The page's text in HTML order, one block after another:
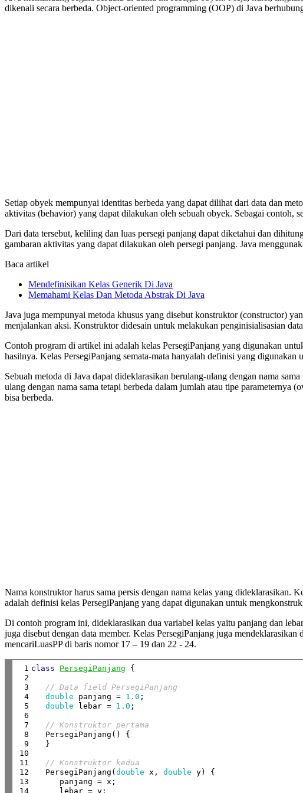
dikenali secara berbeda. Object-oriented programming (OOP) di Java
Setiap obyek mempunyai identitas berbeda yang dapat dilihat dari data dan
aktivitas (behavior) yang dapat dilakukan oleh sebuah obyek. Sebagai contoh,
Dari data tersebut, keliling dan luas persegi panjang dapat diketahui dan
gambaran aktivitas yang dapat dilakukan oleh persegi panjang. Java
Baca artikel
Mendefinisikan Kelas Generik Di Java
Memahami Kelas Dan Metoda Abstrak Di Java
Java juga mempunyai metoda khusus yang disebut konstruktor (constructor)
menjalankan aksi. Konstruktor didesain untuk melakukan penginisialisasian
Contoh program di artikel ini adalah kelas PersegiPanjang yang digunakan
hasilnya. Kelas PersegiPanjang semata-mata hanyalah definisi yang
Sebuah metoda di Java dapat dideklarasikan berulang-ulang dengan nama
ulang dengan nama sama tetapi berbeda dalam jumlah atau tipe
bisa berbeda.
Nama konstruktor harus sama persis dengan nama kelas yang
adalah definisi kelas PersegiPanjang yang dapat digunakan untuk
Di contoh program ini, dideklarasikan dua variabel kelas yaitu panjang dan
juga disebut dengan data member. Kelas PersegiPanjang juga
mencariLuasPP di baris nomor 17 – 19 dan 22 - 24.
1
2
3
4
5
6
7
8
9
10
11
12
13
14
class PersegiPanjang {
// Data field PersegiPanjang
double panjang = 1.0 ;
double lebar = 1.0 ;
// Konstruktor pertama
   PersegiPanjang() {
   }
// Konstruktor kedua
   PersegiPanjang(
double x, double y) {
      panjang = x;
      lebar = y;